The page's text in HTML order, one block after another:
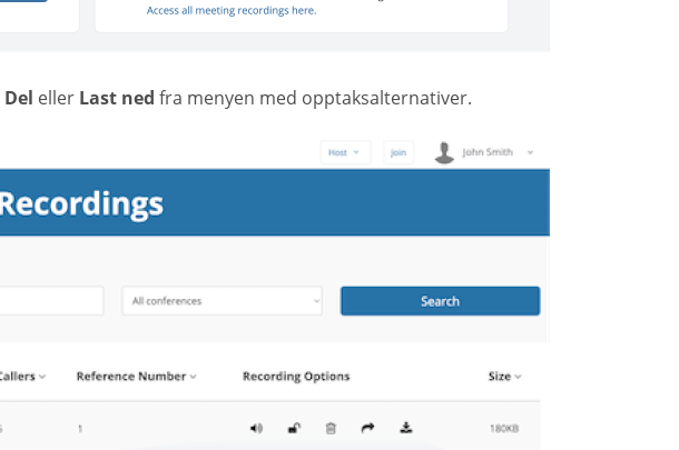
Del eller Last ned fra menyen med opptaksalternativer.